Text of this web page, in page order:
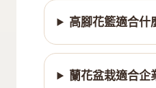
高腳花籃適合什
蘭花盆栽適合企